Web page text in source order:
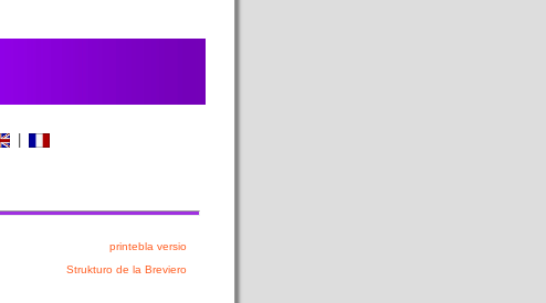
printebla versio
Strukturo de la Breviero